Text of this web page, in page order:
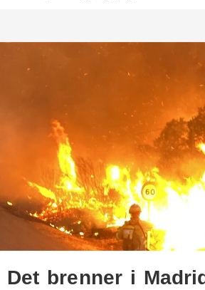
Det brenner i Madrid